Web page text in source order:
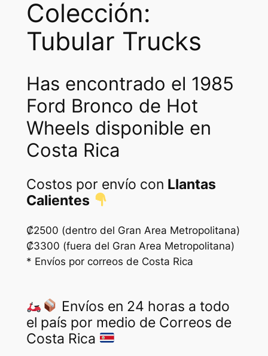
Colección:
Tubular Trucks
Has encontrado el 1985
Ford Bronco de Hot
Wheels disponible en
Costa Rica
Costos por envío con Llantas
Calientes
₡2500 (dentro del Gran Area Metropolitana)
₡3300 (fuera del Gran Area Metropolitana)
* Envíos por correos de Costa Rica
Envíos en 24 horas a todo
el país por medio de Correos de
Costa Rica